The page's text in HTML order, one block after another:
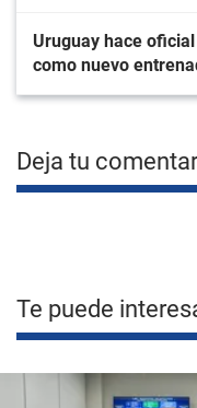
Uruguay hace
como nuevo
Deja tu
Te puede